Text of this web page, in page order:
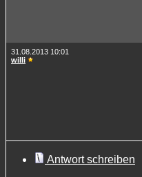
31.08.2013 10:01
willi
Antwort schreiben